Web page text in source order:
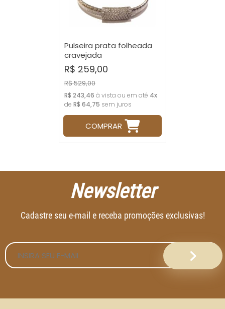
Pulseira prata folheada
cravejada
R$ 259,00
R$ 529,00
R$ 243,46 à vista ou em até 4x
de R$ 64,75 sem juros
COMPRAR
Newsletter
Cadastre seu e-mail e receba promoções exclusivas!